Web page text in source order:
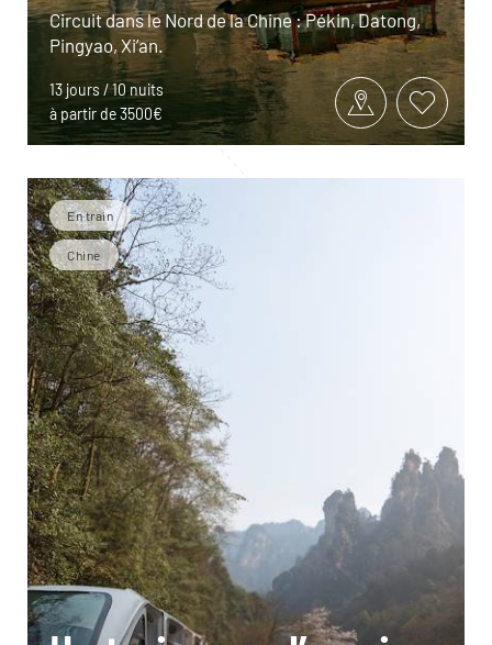
Circuit dans le Nord de la Chine : Pékin, Datong,
Pingyao, Xi’an.
13 jours / 10 nuits
à partir de 3500€
En train
Chine